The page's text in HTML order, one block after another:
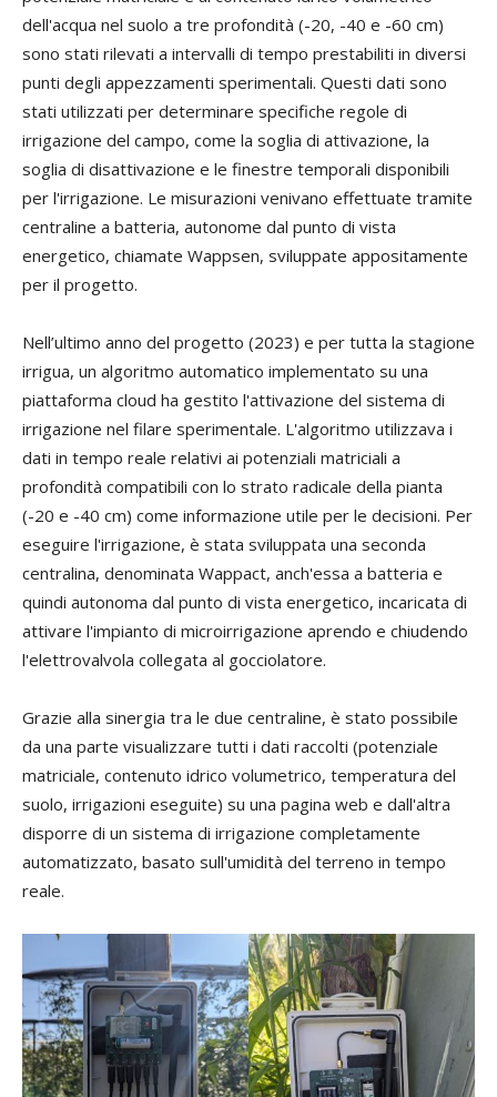
dell'acqua nel suolo a tre profondità (-20, -40 e -60 cm)
sono stati rilevati a intervalli di tempo prestabiliti in diversi
punti degli appezzamenti sperimentali. Questi dati sono
stati utilizzati per determinare specifiche regole di
irrigazione del campo, come la soglia di attivazione, la
soglia di disattivazione e le finestre temporali disponibili
per l'irrigazione. Le misurazioni venivano effettuate tramite
centraline a batteria, autonome dal punto di vista
energetico, chiamate Wappsen, sviluppate appositamente
per il progetto.
Nell’ultimo anno del progetto (2023) e per tutta la stagione
irrigua, un algoritmo automatico implementato su una
piattaforma cloud ha gestito l'attivazione del sistema di
irrigazione nel filare sperimentale. L'algoritmo utilizzava i
dati in tempo reale relativi ai potenziali matriciali a
profondità compatibili con lo strato radicale della pianta
(-20 e -40 cm) come informazione utile per le decisioni. Per
eseguire l'irrigazione, è stata sviluppata una seconda
centralina, denominata Wappact, anch'essa a batteria e
quindi autonoma dal punto di vista energetico, incaricata di
attivare l'impianto di microirrigazione aprendo e chiudendo
l'elettrovalvola collegata al gocciolatore.
Grazie alla sinergia tra le due centraline, è stato possibile
da una parte visualizzare tutti i dati raccolti (potenziale
matriciale, contenuto idrico volumetrico, temperatura del
suolo, irrigazioni eseguite) su una pagina web e dall'altra
disporre di un sistema di irrigazione completamente
automatizzato, basato sull'umidità del terreno in tempo
reale.